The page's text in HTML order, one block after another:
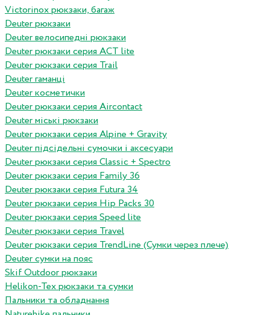
Victorinox рюкзаки, багаж
Deuter рюкзаки
Deuter велосипедні рюкзаки
Deuter рюкзаки серия ACT lite
Deuter рюкзаки серия Trail
Deuter гаманці
Deuter косметички
Deuter рюкзаки серия Aircontact
Deuter міські рюкзаки
Deuter рюкзаки серия Alpine + Gravity
Deuter підсідельні сумочки і аксесуари
Deuter рюкзаки серия Classic + Spectro
Deuter рюкзаки серия Family 36
Deuter рюкзаки серия Futura 34
Deuter рюкзаки серия Hip Packs 30
Deuter рюкзаки серия Speed lite
Deuter рюкзаки серия Travel
Deuter рюкзаки серия TrendLine (Сумки через плече)
Deuter сумки на пояс
Skif Outdoor рюкзаки
Helikon-Tex рюкзаки та сумки
Пальники та обладнання